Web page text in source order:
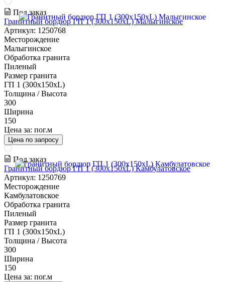
Под заказ
Гранитный бордюр ГП 1 (300x150xL) Малыгинское
Артикул: 1250768
Месторождение
Малыгинское
Обработка гранита
Пиленый
Размер гранита
ГП 1 (300x150xL)
Толщина / Высота
300
Ширина
150
Цена за: пог.м
Цена по запросу
Под заказ
Гранитный бордюр ГП 1 (300x150xL) Камбулатовское
Артикул: 1250769
Месторождение
Камбулатовское
Обработка гранита
Пиленый
Размер гранита
ГП 1 (300x150xL)
Толщина / Высота
300
Ширина
150
Цена за: пог.м